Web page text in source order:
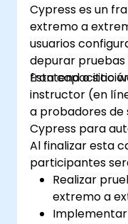
Cypress es un
extremo a
usuarios
depurar
frontend o sitio
Esta
instructor (en
a probadores de
Cypress para
Al finalizar esta
participantes
Realizar
extremo a